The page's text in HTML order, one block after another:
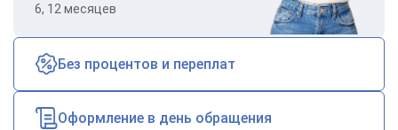
6, 12 месяцев
Без процентов и переплат
Оформление в день обращения